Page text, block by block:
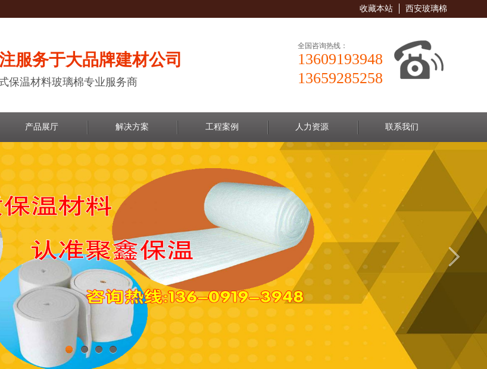
收藏本站 西安玻璃棉
服务于大品牌建材公司
保温材料玻璃棉专业服务商
全国咨询热线：
13609193948
13659285258
产品展厅 解决方案 工程案例 人力资源 联系我们